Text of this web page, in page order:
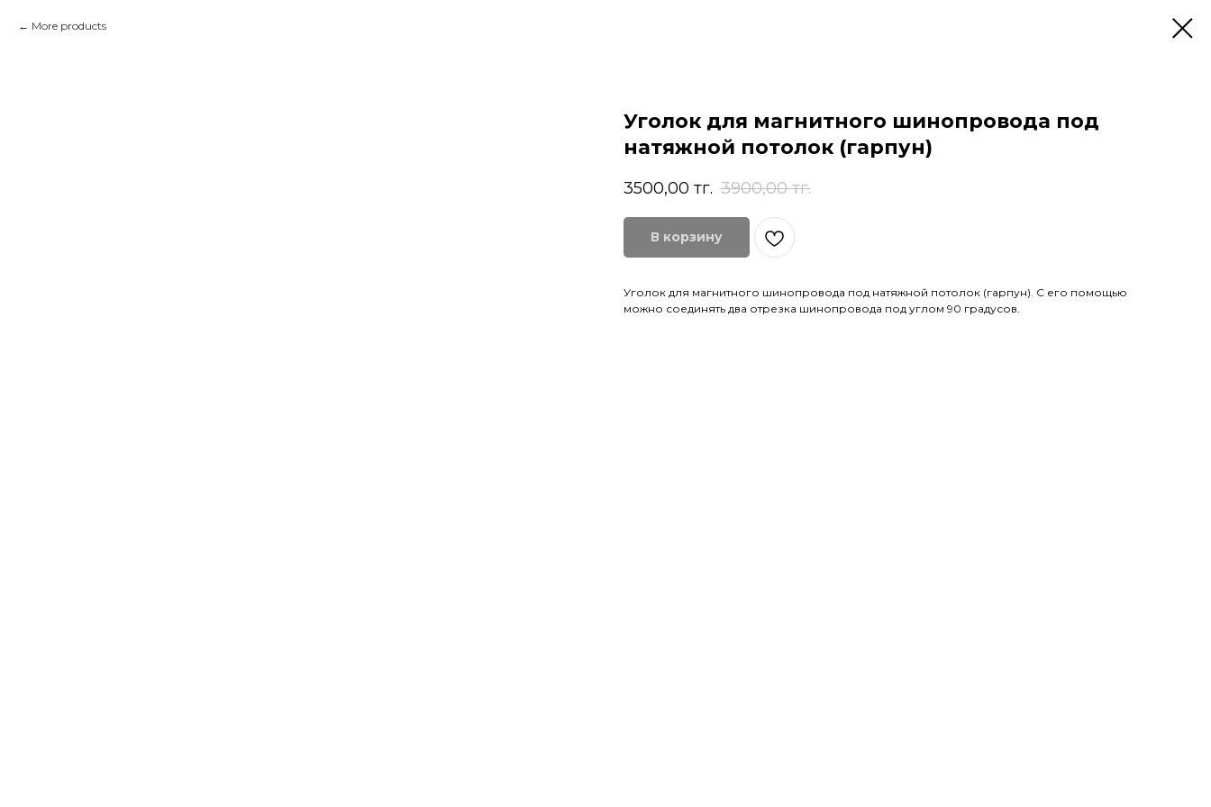
More products
Уголок для магнитного шинопровода под
натяжной потолок (гарпун)
3500,00 тг. 3900,00 тг.
В корзину
Уголок для магнитного шинопровода под натяжной потолок (гарпун). С его помощью
можно соединять два отрезка шинопровода под углом 90 градусов.